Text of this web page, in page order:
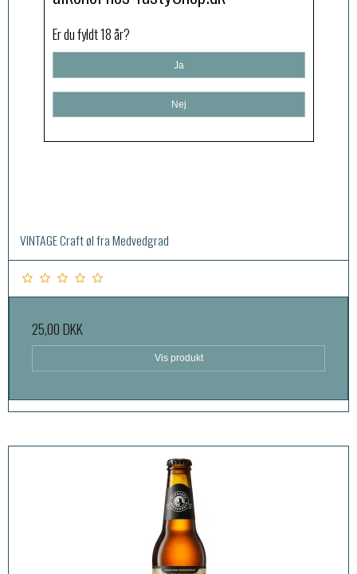
VINTAGE Craft øl fra Medvedgrad
25,00 DKK
Vis produkt
Er du fyldt 18 år?
Ja
Nej